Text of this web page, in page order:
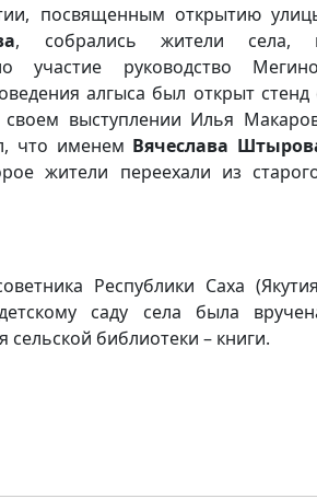
посвященным открытию
, собрались жители села,
участие руководство
алгыса был открыт стенд
выступлении Илья
что именем Вячеслава
жители переехали из
Республики Саха
саду села была
сельской библиотеки – книги.